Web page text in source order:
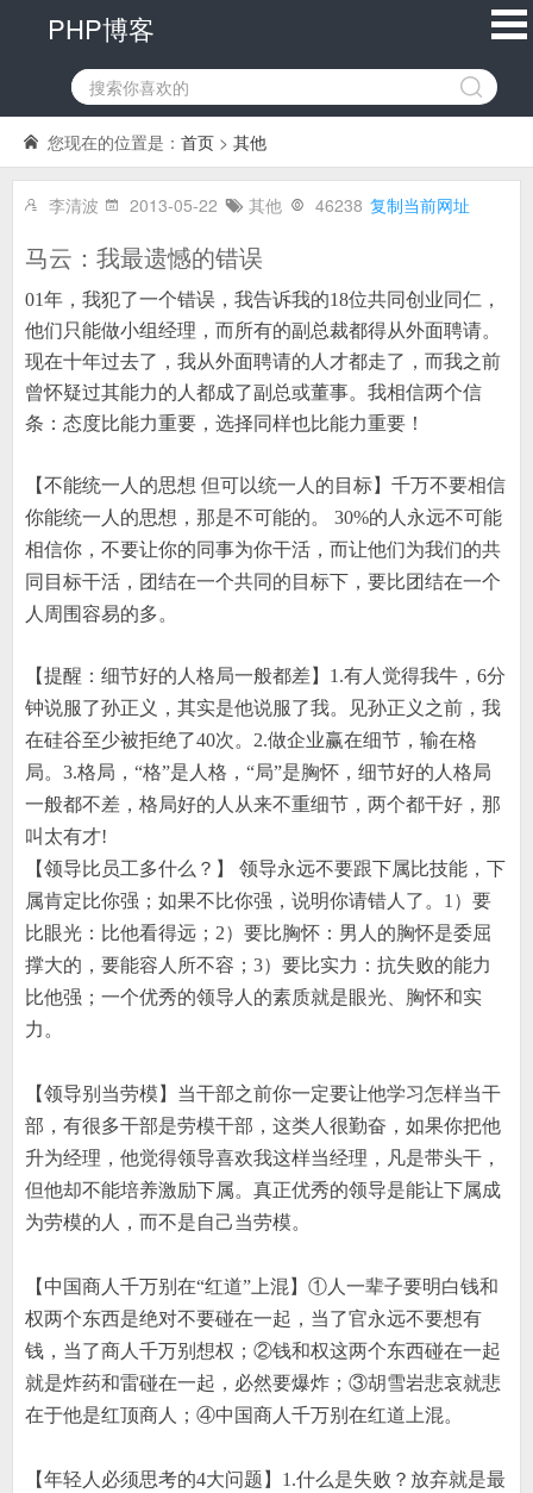
PHP博客
您现在的位置是： 首页 > 其他
李清波 2013-05-22 其他 46238 复制当前网址
马云：我最遗憾的错误
01年，我犯了一个错误，我告诉我的18位共同创业同仁，
他们只能做小组经理，而所有的副总裁都得从外面聘请。
现在十年过去了，我从外面聘请的人才都走了，而我之前
曾怀疑过其能力的人都成了副总或董事。我相信两个信
条：态度比能力重要，选择同样也比能力重要！
【不能统一人的思想 但可以统一人的目标】千万不要相信
你能统一人的思想，那是不可能的。 30%的人永远不可能
相信你，不要让你的同事为你干活，而让他们为我们的共
同目标干活，团结在一个共同的目标下，要比团结在一个
人周围容易的多。
【提醒：细节好的人格局一般都差】 1.有人觉得我牛， 6分
钟说服了孙正义，其实是他说服了我。见孙正义之前，我
在硅谷至少被拒绝了40次。 2.做企业赢在细节，输在格
局。 3.格局， “格”是人格， “局”是胸怀，细节好的人格局
一般都不差，格局好的人从来不重细节，两个都干好，那
叫太有才!
【领导比员工多什么？】 领导永远不要跟下属比技能，下
属肯定比你强；如果不比你强，说明你请错人了。 1 ）要
比眼光：比他看得远； 2）要比胸怀：男人的胸怀是委屈
撑大的，要能容人所不容； 3）要比实力：抗失败的能力
比他强；一个优秀的领导人的素质就是眼光、胸怀和实
力。
【领导别当劳模】当干部之前你一定要让他学习怎样当干
部，有很多干部是劳模干部，这类人很勤奋，如果你把他
升为经理，他觉得领导喜欢我这样当经理，凡是带头干，
但他却不能培养激励下属。真正优秀的领导是能让下属成
为劳模的人，而不是自己当劳模。
【中国商人千万别在“红道” 上混】 ① 人一辈子要明白钱和
权两个东西是绝对不要碰在一起，当了官永远不要想有
钱，当了商人千万别想权； ②钱和权这两个东西碰在一起
就是炸药和雷碰在一起，必然要爆炸； ③胡雪岩悲哀就悲
在于他是红顶商人； ④中国商人千万别在红道上混。
【年轻人必须思考的4大问题】 1.什么是失败？放弃就是最